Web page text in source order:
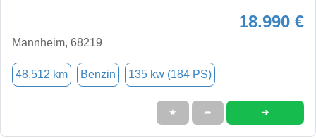
18.990 €
Mannheim, 68219
48.512 km Benzin 135 kw (184 PS)
★ ➦ ➜